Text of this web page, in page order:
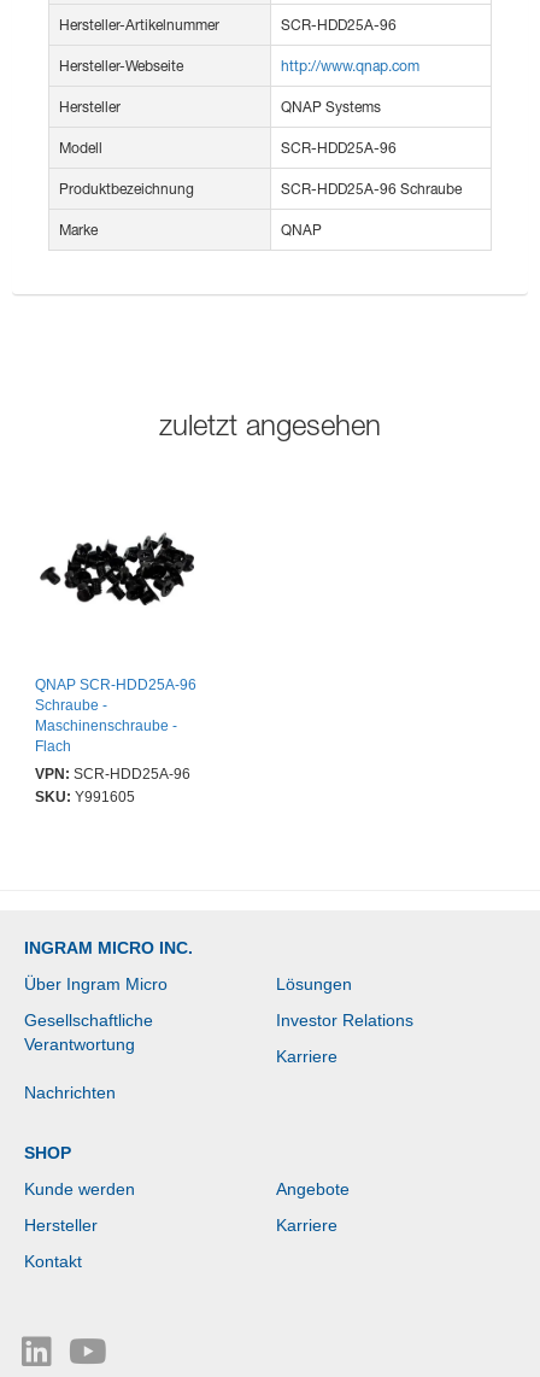
Hersteller-Artikelnummer SCR-HDD25A-96
Hersteller-Webseite http://www.qnap.com
Hersteller QNAP Systems
Modell SCR-HDD25A-96
Produktbezeichnung SCR-HDD25A-96 Schraube
Marke QNAP
zuletzt angesehen
QNAP SCR-HDD25A-96
Schraube -
Maschinenschraube -
Flach
VPN: SCR-HDD25A-96
SKU: Y991605
INGRAM MICRO INC.
Über Ingram Micro
Lösungen
Gesellschaftliche
Verantwortung
Investor Relations
Karriere
Nachrichten
SHOP
Kunde werden
Angebote
Hersteller
Karriere
Kontakt